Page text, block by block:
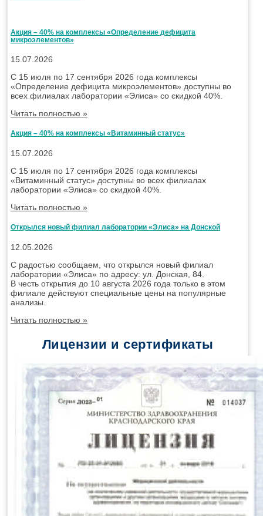
Акция – 40% на комплексы «Определение дефицита
микроэлементов»
15.07.2026
С 15 июля по 17 сентября 2026 года комплексы
«Определение дефицита микроэлементов» доступны во
всех филиалах лаборатории «Элиса» со скидкой 40%.
Читать полностью »
Акция – 40% на комплексы «Витаминный статус»
15.07.2026
С 15 июля по 17 сентября 2026 года комплексы
«Витаминный статус» доступны во всех филиалах
лаборатории «Элиса» со скидкой 40%.
Читать полностью »
Открылся новый филиал лаборатории «Элиса» на Донской
12.05.2026
С радостью сообщаем, что открылся новый филиал
лаборатории «Элиса» по адресу: ул. Донская, 84.
В честь открытия до 10 августа 2026 года только в этом
филиале действуют специальные цены на популярные
анализы.
Читать полностью »
Лицензии и сертификаты